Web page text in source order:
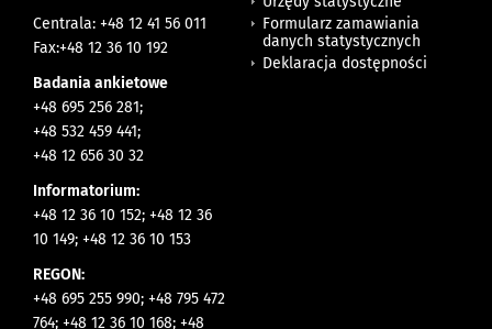
Centrala: +48 12 41 56 011
Fax:+48 12 36 10 192
Badania ankietowe
+48 695 256 281;
+48 532 459 441;
+48 12 656 30 32
Informatorium:
+48 12 36 10 152; +48 12 36
10 149; +48 12 36 10 153
REGON:
+48 695 255 990; +48 795 472
764; +48 12 36 10 168; +48
Formularz zamawiania
danych statystycznych
Deklaracja dostępności